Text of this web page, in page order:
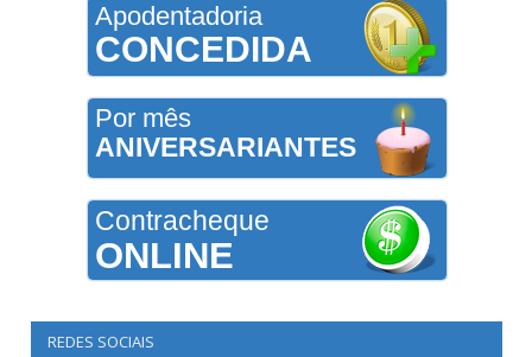
Apodentadoria
CONCEDIDA
Por mês
ANIVERSARIANTES
Contracheque
ONLINE
REDES SOCIAIS